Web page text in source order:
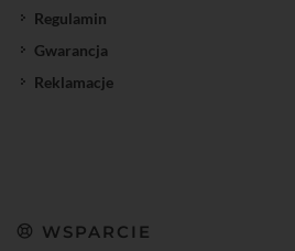
Regulamin
Gwarancja
Reklamacje
WSPARCIE